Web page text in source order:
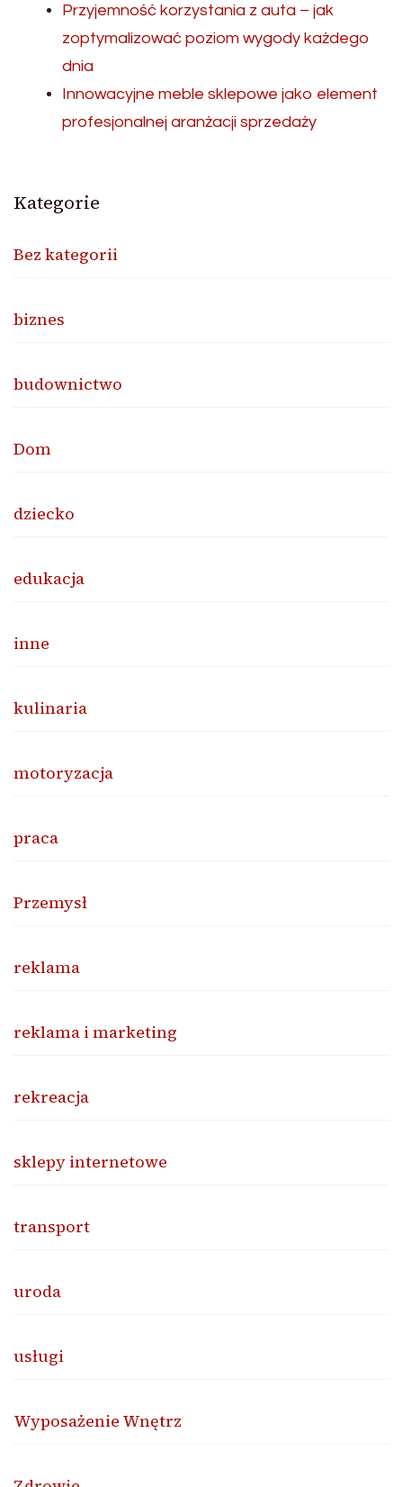
Przyjemność korzystania z auta – jak
zoptymalizować poziom wygody każdego
dnia
Innowacyjne meble sklepowe jako element
profesjonalnej aranżacji sprzedaży
Kategorie
Bez kategorii
biznes
budownictwo
Dom
dziecko
edukacja
inne
kulinaria
motoryzacja
praca
Przemysł
reklama
reklama i marketing
rekreacja
sklepy internetowe
transport
uroda
usługi
Wyposażenie Wnętrz